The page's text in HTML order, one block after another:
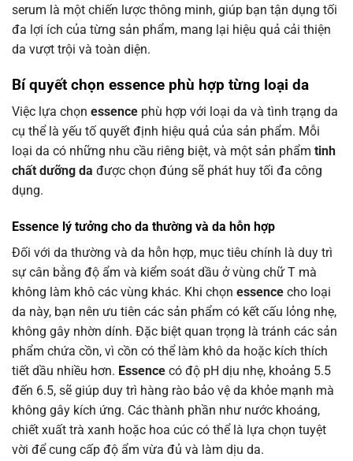
serum là một chiến lược thông minh, giúp bạn tận dụng tối
đa lợi ích của từng sản phẩm, mang lại hiệu quả cải thiện
da vượt trội và toàn diện.
Bí quyết chọn essence phù hợp từng loại da
Việc lựa chọn essence phù hợp với loại da và tình trạng da
cụ thể là yếu tố quyết định hiệu quả của sản phẩm. Mỗi
loại da có những nhu cầu riêng biệt, và một sản phẩm tinh
chất dưỡng da được chọn đúng sẽ phát huy tối đa công
dụng.
Essence lý tưởng cho da thường và da hỗn hợp
Đối với da thường và da hỗn hợp, mục tiêu chính là duy trì
sự cân bằng độ ẩm và kiểm soát dầu ở vùng chữ T mà
không làm khô các vùng khác. Khi chọn essence cho loại
da này, bạn nên ưu tiên các sản phẩm có kết cấu lỏng nhẹ,
không gây nhờn dính. Đặc biệt quan trọng là tránh các sản
phẩm chứa cồn, vì cồn có thể làm khô da hoặc kích thích
tiết dầu nhiều hơn. Essence có độ pH dịu nhẹ, khoảng 5.5
đến 6.5, sẽ giúp duy trì hàng rào bảo vệ da khỏe mạnh mà
không gây kích ứng. Các thành phần như nước khoáng,
chiết xuất trà xanh hoặc hoa cúc có thể là lựa chọn tuyệt
vời để cung cấp độ ẩm vừa đủ và làm dịu da.